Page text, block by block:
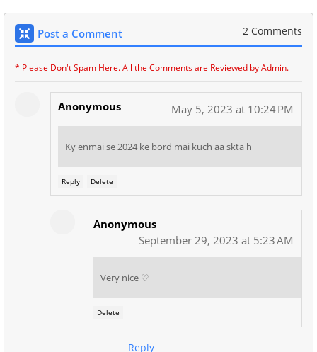
Post a Comment 2 Comments
* Please Don't Spam Here. All the Comments are Reviewed by Admin.
Anonymous May 5, 2023 at 10:24 PM
Ky enmai se 2024 ke bord mai kuch aa skta h
Reply Delete
Anonymous
September 29, 2023 at 5:23 AM
Very nice ♡
Delete
Reply